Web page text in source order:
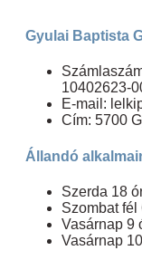
Gyulai Baptista
10402623-
E-mail:
Cím: 5700
Állandó
Szerda 18
Szombat
Vasárnap 9
Vasárnap